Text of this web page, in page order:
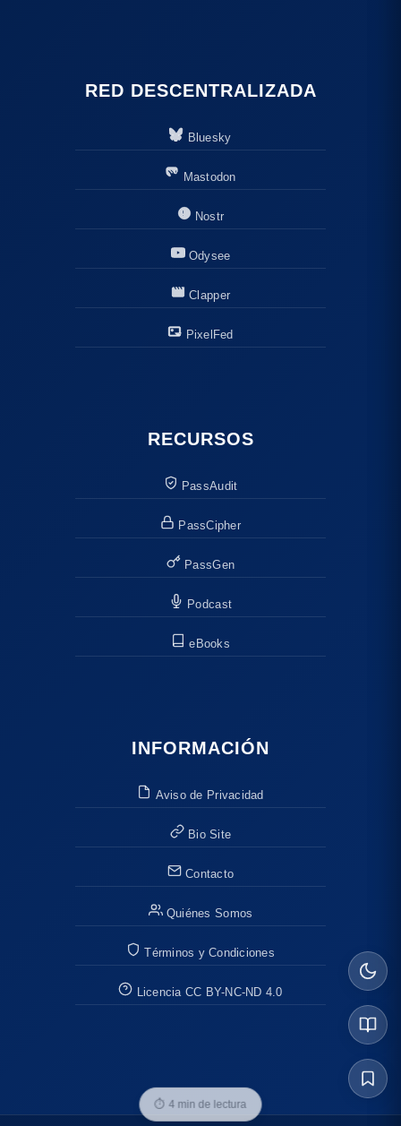
RED DESCENTRALIZADA
Bluesky
Mastodon
Nostr
Odysee
Clapper
PixelFed
RECURSOS
PassAudit
PassCipher
PassGen
Podcast
eBooks
INFORMACIÓN
Aviso de Privacidad
Bio Site
Contacto
Quiénes Somos
Términos y Condiciones
Licencia CC BY-NC-ND 4.0